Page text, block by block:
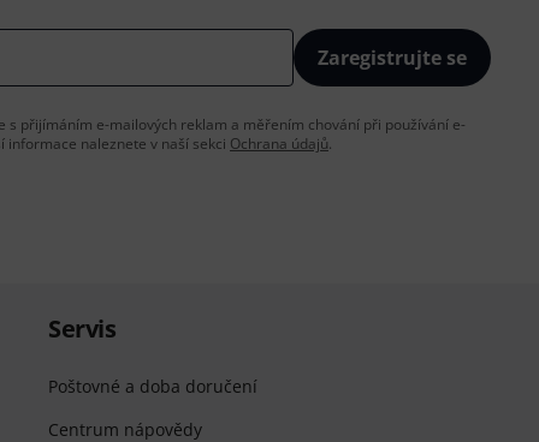
Zaregistrujte se
přijímáním e-mailových reklam a měřením chování při používání e-
informace naleznete v naší sekci Ochrana údajů.
Servis
Poštovné a doba doručení
Centrum nápovědy